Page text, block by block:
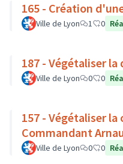
165 - Création
Ville de Lyon 1 0
187 - Végétaliser la
Ville de Lyon 0 0
157 - Végétaliser
Commandant
Ville de Lyon 0 0